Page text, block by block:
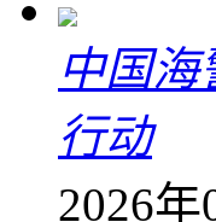
中国
行动
2026年